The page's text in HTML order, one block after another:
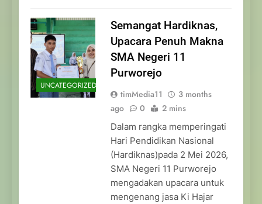
UNCATEGORIZED
Semangat Hardiknas,
Upacara Penuh Makna
SMA Negeri 11
Purworejo
timMedia11
3 months
ago
0 2 mins
Dalam rangka memperingati
Hari Pendidikan Nasional
(Hardiknas)pada 2 Mei 2026,
SMA Negeri 11 Purworejo
mengadakan upacara untuk
mengenang jasa Ki Hajar